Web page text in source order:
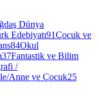
Dünya
Edebiyatı91Çocuk ve
84Okul
37Fantastik ve Bilim
/
Anne ve Çocuk25